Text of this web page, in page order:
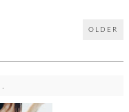
OLDER